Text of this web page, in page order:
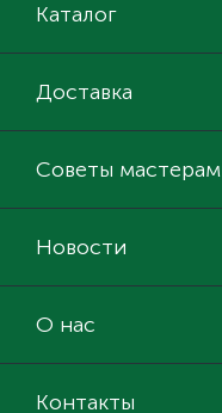
Каталог
Доставка
Советы мастерам
Новости
О нас
Контакты